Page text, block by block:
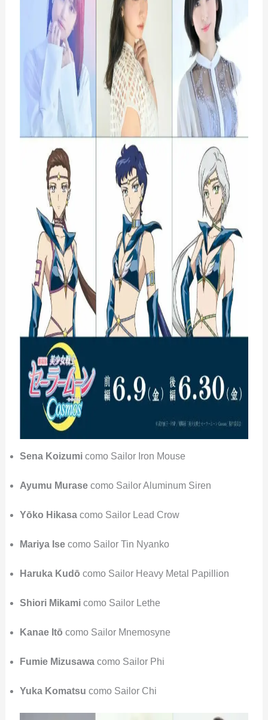
Sena Koizumicomo Sailor Iron Mouse
Ayumu Murasecomo Sailor Aluminum Siren
Yōko Hikasacomo Sailor Lead Crow
Mariya Ise como Sailor Tin Nyanko
Haruka Kudō como Sailor Heavy Metal Papillion
Shiori Mikamicomo Sailor Lethe
Kanae Itō como Sailor Mnemosyne
Fumie Mizusawacomo Sailor Phi
Yuka Komatsu como Sailor Chi